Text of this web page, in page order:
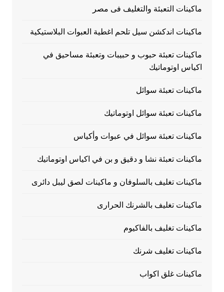
ماكينات التعبئة والتغليف فى مصر
ماكينات اندكشن سيل تلحم اغطية العبوات البلاستيكية
ماكينات تعبئة حبوب و حبيبات وتعبئة مساحيق في
اكياس اوتوماتيك
ماكينات تعبئة سوائل
ماكينات تعبئة سوائل اوتوماتيك
ماكينات تعبئة سوائل في عبوات وأكياس
ماكينات تعبئة نشا و دقيق و بن في اكياس اوتوماتيك
ماكينات تغليف بالسلوفان و ماكينات لصق ليبل دائرى
ماكينات تغليف بالشرنك الحرارى
ماكينات تغليف بالفاكيوم
ماكينات تغليف شرنك
ماكينات غلق اكواب